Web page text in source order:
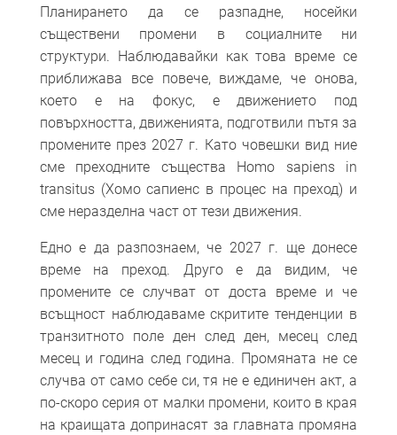
Планирането да се разпадне, носейки
съществени промени в социалните ни
структури. Наблюдавайки как това време се
приближава все повече, виждаме, че онова,
което е на фокус, е движението под
повърхността, движенията, подготвили пътя за
промените през 2027 г. Като човешки вид ние
сме преходните същества Homo sapiens in
transitus (Хомо сапиенс в процес на преход) и
сме неразделна част от тези движения.
Едно е да разпознаем, че 2027 г. ще донесе
време на преход. Друго е да видим, че
промените се случват от доста време и че
всъщност наблюдаваме скритите тенденции в
транзитното поле ден след ден, месец след
месец и година след година. Промяната не се
случва от само себе си, тя не е единичен акт, а
по-скоро серия от малки промени, които в края
на краищата допринасят за главната промяна